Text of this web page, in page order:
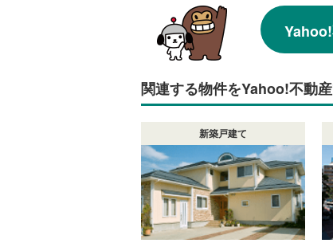
関連する物件をYahoo!不動
新築戸建て